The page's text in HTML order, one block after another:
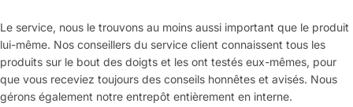
Le service, nous le trouvons au moins aussi important que le produit
lui-même. Nos conseillers du service client connaissent tous les
produits sur le bout des doigts et les ont testés eux-mêmes, pour
que vous receviez toujours des conseils honnêtes et avisés. Nous
gérons également notre entrepôt entièrement en interne.